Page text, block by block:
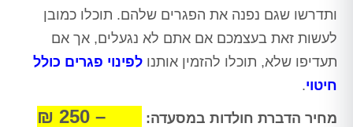
ותדרשו שגם נפנה את הפגרים שלהם. תוכלו כמובן
לעשות זאת בעצמכם אם אתם לא נגעלים, אך אם
תעדיפו שלא, תוכלו להזמין אותנו לפינוי פגרים כולל
חיטוי.
מחיר הדברת חולדות במסעדה: